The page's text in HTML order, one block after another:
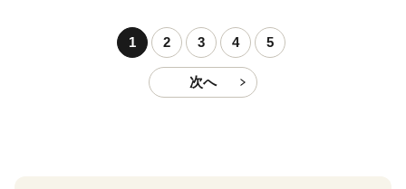
町 送料無料_G7317
1 2 3 4 5
次へ